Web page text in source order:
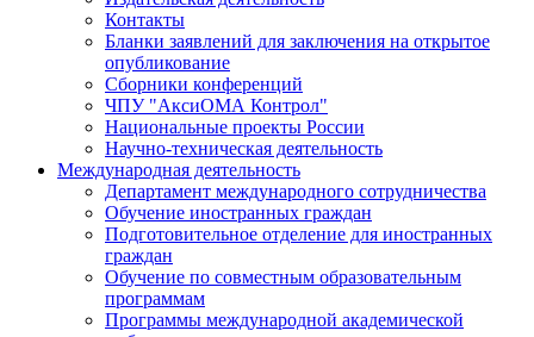
Контакты
Бланки заявлений для заключения на открытое
опубликование
Сборники конференций
ЧПУ "АксиОМА Контрол"
Национальные проекты России
Научно-техническая деятельность
Международная деятельность
Департамент международного сотрудничества
Обучение иностранных граждан
Подготовительное отделение для иностранных
граждан
Обучение по совместным образовательным
программам
Программы международной академической